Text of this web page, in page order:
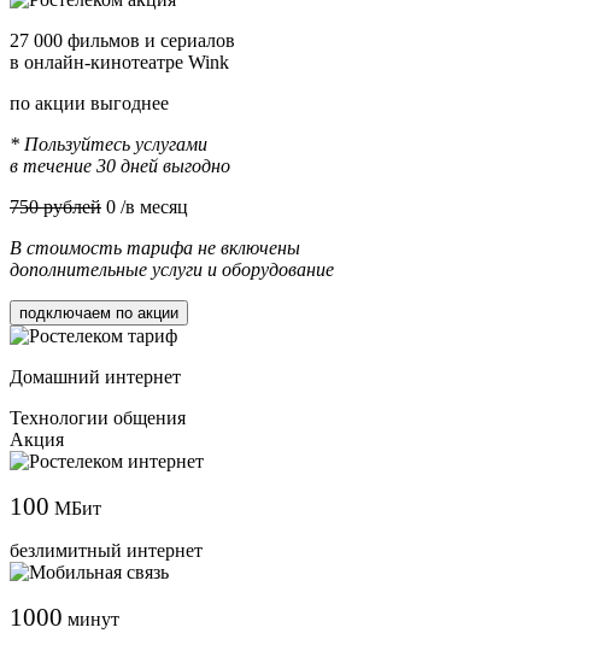
27 000 фильмов и сериалов
в онлайн-кинотеатре Wink
по акции выгоднее
* Пользуйтесь услугами
в течение 30 дней выгодно
750 рублей 0 /в месяц
В стоимость тарифа не включены
дополнительные услуги и оборудование
подключаем по акции
Домашний интернет
Технологии общения
Акция
100 МБит
безлимитный интернет
1000 минут